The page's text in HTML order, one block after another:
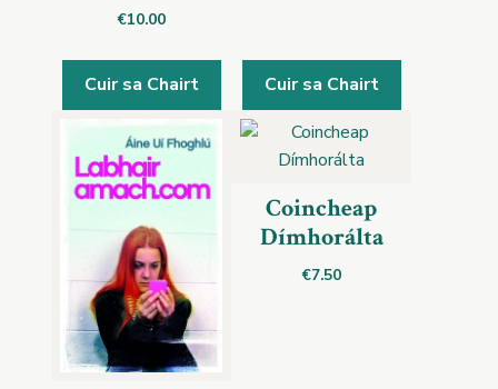
€10.00
Cuir sa Chairt Cuir sa Chairt
Coincheap
Dímhorálta
€7.50